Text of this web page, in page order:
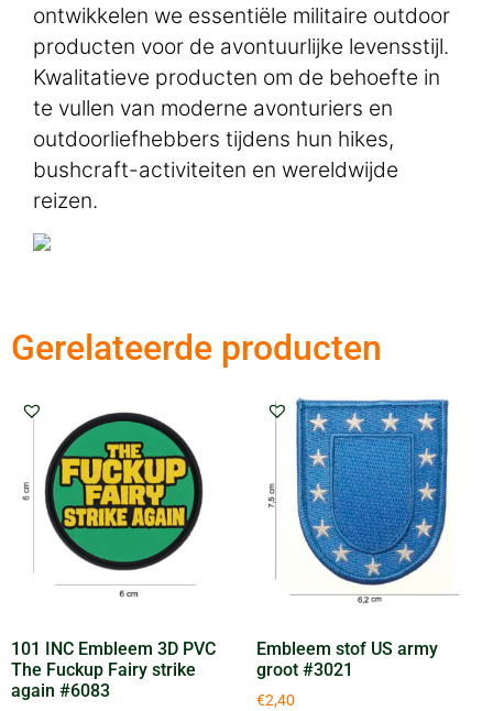
ontwikkelen we essentiële militaire outdoor
producten voor de avontuurlijke levensstijl.
Kwalitatieve producten om de behoefte in
te vullen van moderne avonturiers en
outdoorliefhebbers tijdens hun hikes,
bushcraft-activiteiten en wereldwijde
reizen.
Gerelateerde producten
101 INC Embleem 3D PVC
The Fuckup Fairy strike
again #6083
Embleem stof US army
groot #3021
€2,40